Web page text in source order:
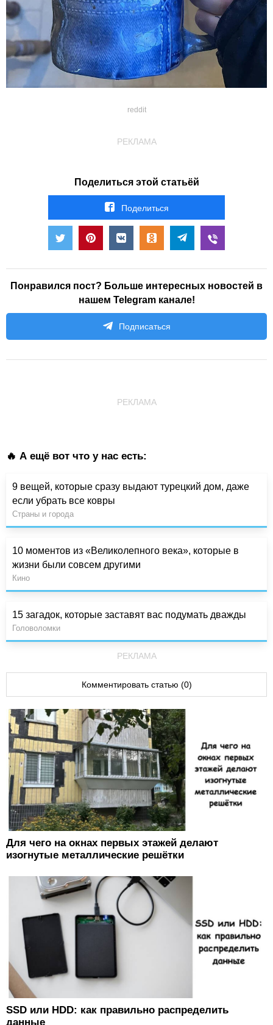
reddit
РЕКЛАМА
Поделиться этой статьёй
Поделиться
Понравился пост? Больше интересных новостей в
нашем Telegram канале!
Подписаться
РЕКЛАМА
🔥 А ещё вот что у нас есть:
9 вещей, которые сразу выдают турецкий дом, даже
если убрать все ковры
Страны и города
10 моментов из «Великолепного века», которые в
жизни были совсем другими
Кино
15 загадок, которые заставят вас подумать дважды
Головоломки
РЕКЛАМА
Комментировать статью (0)
Для чего на окнах первых этажей делают
изогнутые металлические решётки
SSD или HDD: как правильно распределить
данные